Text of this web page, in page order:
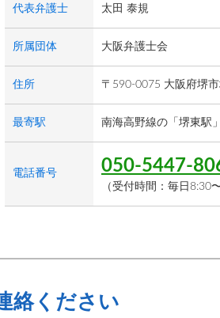
代表弁護士 太田 泰規
所属団体 大阪弁護士会
住所 〒590-0075 大阪府堺
最寄駅 南海高野線の「堺東駅
電話番号 050-5447-
（受付時間：毎日8:30
絡ください